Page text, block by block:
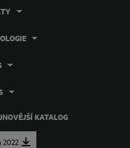
KATALOG
2022